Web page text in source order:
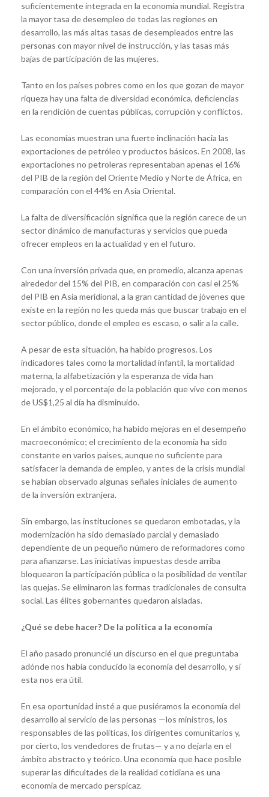
suficientemente integrada en la economía mundial. Registra
la mayor tasa de desempleo de todas las regiones en
desarrollo, las más altas tasas de desempleados entre las
personas con mayor nivel de instrucción, y las tasas más
bajas de participación de las mujeres.
Tanto en los países pobres como en los que gozan de mayor
riqueza hay una falta de diversidad económica, deficiencias
en la rendición de cuentas públicas, corrupción y conflictos.
Las economías muestran una fuerte inclinación hacia las
exportaciones de petróleo y productos básicos. En 2008, las
exportaciones no petroleras representaban apenas el 16%
del PIB de la región del Oriente Medio y Norte de África, en
comparación con el 44% en Asia Oriental.
La falta de diversificación significa que la región carece de un
sector dinámico de manufacturas y servicios que pueda
ofrecer empleos en la actualidad y en el futuro.
Con una inversión privada que, en promedio, alcanza apenas
alrededor del 15% del PIB, en comparación con casi el 25%
del PIB en Asia meridional, a la gran cantidad de jóvenes que
existe en la región no les queda más que buscar trabajo en el
sector público, donde el empleo es escaso, o salir a la calle.
A pesar de esta situación, ha habido progresos. Los
indicadores tales como la mortalidad infantil, la mortalidad
materna, la alfabetización y la esperanza de vida han
mejorado, y el porcentaje de la población que vive con menos
de US$1,25 al día ha disminuido.
En el ámbito económico, ha habido mejoras en el desempeño
macroeconómico; el crecimiento de la economía ha sido
constante en varios países, aunque no suficiente para
satisfacer la demanda de empleo, y antes de la crisis mundial
se habían observado algunas señales iniciales de aumento
de la inversión extranjera.
Sin embargo, las instituciones se quedaron embotadas, y la
modernización ha sido demasiado parcial y demasiado
dependiente de un pequeño número de reformadores como
para afianzarse. Las iniciativas impuestas desde arriba
bloquearon la participación pública o la posibilidad de ventilar
las quejas. Se eliminaron las formas tradicionales de consulta
social. Las élites gobernantes quedaron aisladas.
¿Qué se debe hacer? De la política a la economía
El año pasado pronuncié un discurso en el que preguntaba
adónde nos había conducido la economía del desarrollo, y si
esta nos era útil.
En esa oportunidad insté a que pusiéramos la economía del
desarrollo al servicio de las personas —los ministros, los
responsables de las políticas, los dirigentes comunitarios y,
por cierto, los vendedores de frutas— y a no dejarla en el
ámbito abstracto y teórico. Una economía que hace posible
superar las dificultades de la realidad cotidiana es una
economía de mercado perspicaz.